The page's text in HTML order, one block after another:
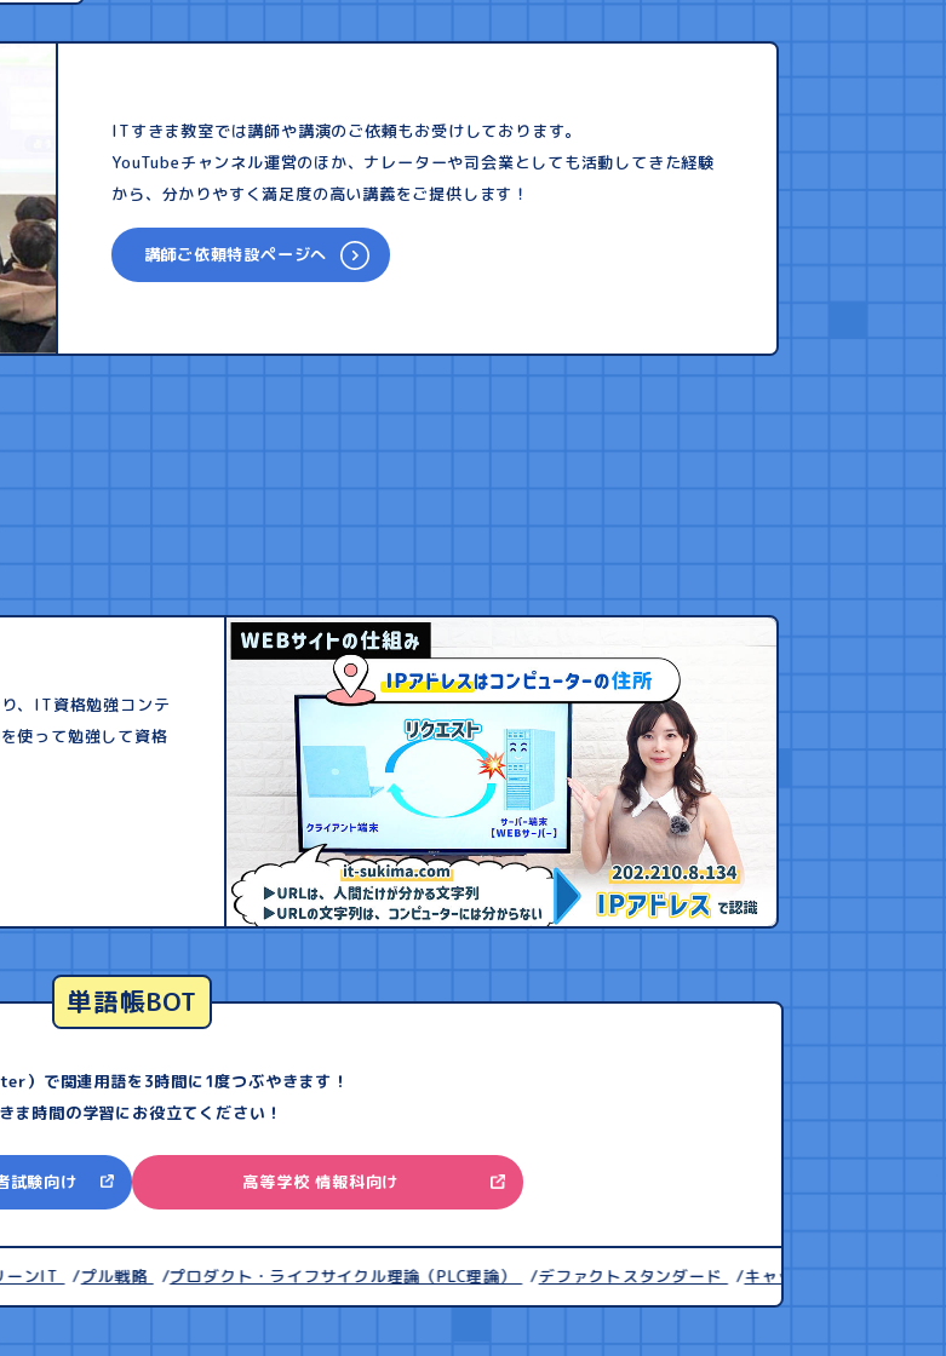
ITすきま教室では講師や講演のご依頼もお受けしております。
YouTubeチャンネル運営のほか、ナレーターや司会業としても活動してきた経験
から、分かりやすく満足度の高い講義をご提供します！
講師ご依頼特設ページへ
、IT資格勉強コンテ
使って勉強して資格
単語帳BOT
）で関連用語を3時間に1度つぶやきます！
ま時間の学習にお役立てください！
試験向け 高等学校 情報科向け
IT プル戦略 プロダクト・ライフサイクル理論（PLC理論） デファクトスタンダード キャッシュフロー(CF)計算書